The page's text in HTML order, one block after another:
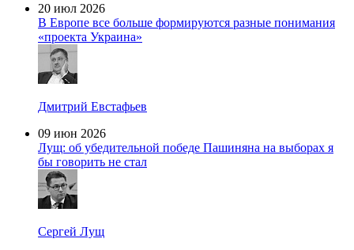
20 июл 2026
В Европе все больше формируются разные понимания
«проекта Украина»
Дмитрий Евстафьев
09 июн 2026
Лущ: об убедительной победе Пашиняна на выборах я
бы говорить не стал
Сергей Лущ